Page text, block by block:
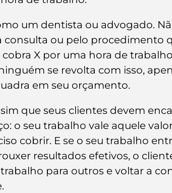
um dentista ou advogado.
consulta ou pelo procedimento
cobra X por uma hora de
ninguém se revolta com isso,
em seu orçamento.
que seus clientes devem
o seu trabalho vale aquele
cobrir. E se o seu trabalho
resultados efetivos, o
para outros e voltar a